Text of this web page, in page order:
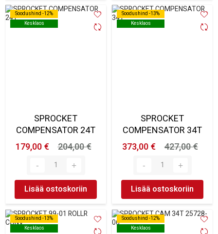
Soodushind -12%
Kesklaos
Soodushind -12%
Kesklaos
SPROCKET
COMPENSATOR 24T
179,00 €
204,00 €
Lisää ostoskoriin
Soodushind -13%
Kesklaos
Soodushind -13%
Kesklaos
SPROCKET
COMPENSATOR 34T
373,00 €
427,00 €
Lisää ostoskoriin
Soodushind -13%
Kesklaos
Soodushind -13%
Kesklaos
Soodushind -12%
Kesklaos
Soodushind -12%
Kesklaos